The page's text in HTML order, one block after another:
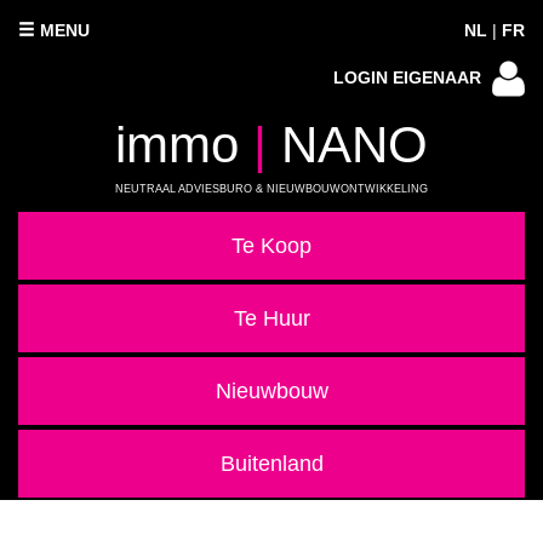
MENU NL | FR
LOGIN EIGENAAR
immo | NANO
NEUTRAAL ADVIESBURO & NIEUWBOUWONTWIKKELING
Te Koop
Te Huur
Nieuwbouw
Buitenland